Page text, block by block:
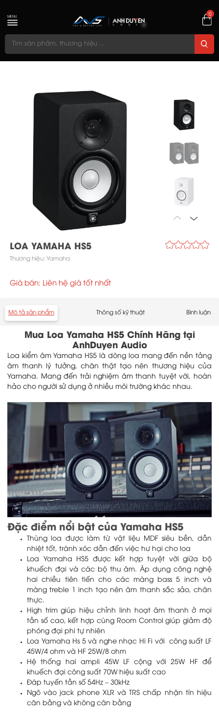
0
MENU
LOA YAMAHA HS5
Thương hiệu: Yamaha
Giá bán: Liên hệ giá tốt nhất
Mô tả sản phẩm Thông số kỹ thuật Bình luận
Mua Loa Yamaha HS5 Chính Hãng tại
AnhDuyen Audio
Loa kiểm âm Yamaha HS5 là dòng loa mang đến nền tảng
âm thanh lý tưởng, chân thật tạo nên thương hiệu của
Yamaha. Mang đến trải nghiệm âm thanh tuyệt vời, hoàn
hảo cho người sử dụng ở nhiều môi trường khác nhau.
Đặc điểm nổi bật của Yamaha HS5
Thùng loa được làm từ vật liệu MDF siêu bền, dẫn
nhiệt tốt, tránh xóc dẫn đến việc hư hại cho loa
Loa Yamaha HS5 được kết hợp tuyệt vời giữa bộ
khuếch đại và các bộ thu âm. Áp dụng công nghệ
hai chiều tiên tiến cho các màng bass 5 inch và
màng treble 1 inch tạo nên âm thanh sắc sảo, chân
thực.
High trim giúp hiệu chỉnh linh hoạt âm thanh ở mọi
tần số cao, kết hợp cùng Room Control giúp giảm độ
phóng đại phi tự nhiên
Loa Yamaha Hs 5 và nghe nhạc Hi Fi với công suất LF
45W/4 ohm và HF 25W/8 ohm
Hệ thống hai ampli 45W LF cộng với 25W HF để
khuếch đại công suất 70W hiệu suất cao
Đáp tuyến tần số 54Hz – 30kHz
Ngõ vào jack phone XLR và TRS chấp nhận tín hiệu
cân bằng và không cân bằng